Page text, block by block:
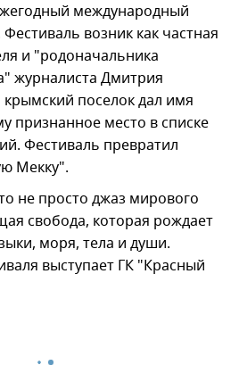
международный
возник как частная
и "родоначальника
журналиста Дмитрия
поселок дал имя
признанное место в списке
Фестиваль превратил
Мекку".
не просто джаз мирового
свобода, которая рождает
моря, тела и души.
выступает ГК "Красный